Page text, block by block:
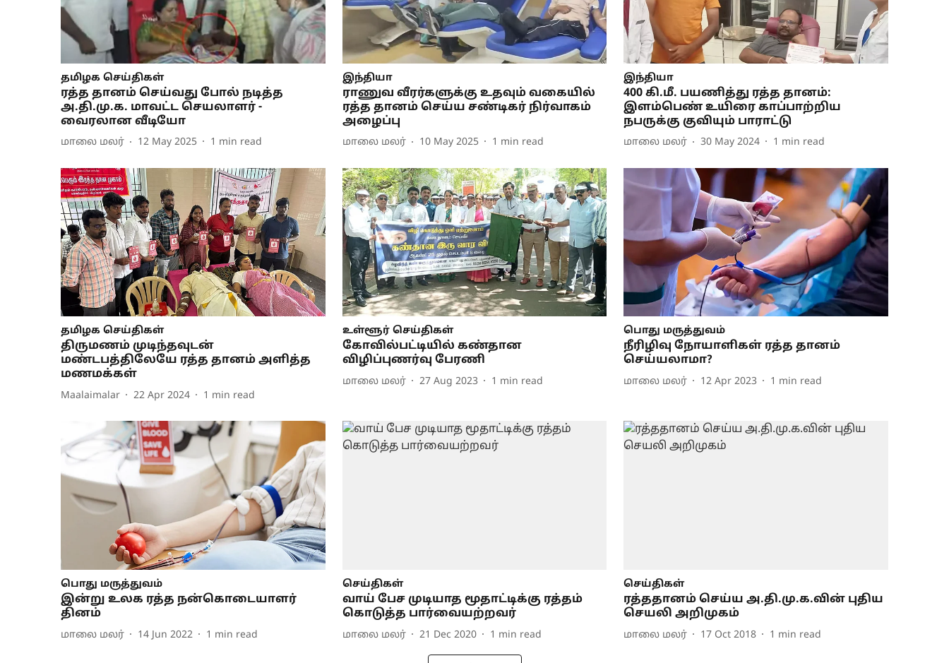
தமிழக செய்திகள்
ரத்த தானம் செய்வது போல் நடித்த
அ.தி.மு.க. மாவட்ட செயலாளர் -
வைரலான வீடியோ
மாலை மலர் 12 May 2025 1 min read
இந்தியா
ராணுவ வீரர்களுக்கு உதவும் வகையில்
ரத்த தானம் செய்ய சண்டிகர் நிர்வாகம்
அழைப்பு
மாலை மலர் 10 May 2025 1 min read
இந்தியா
400 கி.மீ. பயணித்து ரத்த தானம்:
இளம்பெண் உயிரை காப்பாற்றிய
நபருக்கு குவியும் பாராட்டு
மாலை மலர் 30 May 2024 1 min read
தமிழக செய்திகள்
திருமணம் முடிந்தவுடன்
மண்டபத்திலேயே ரத்த தானம் அளித்த
மணமக்கள்
Maalaimalar 22 Apr 2024 1 min read
உள்ளூர் செய்திகள்
கோவில்பட்டியில் கண்தான
விழிப்புணர்வு பேரணி
மாலை மலர் 27 Aug 2023 1 min read
பொது மருத்துவம்
நீரிழிவு நோயாளிகள் ரத்த தானம்
செய்யலாமா?
மாலை மலர் 12 Apr 2023 1 min read
பொது மருத்துவம்
இன்று உலக ரத்த நன்கொடையாளர்
தினம்
மாலை மலர் 14 Jun 2022 1 min read
செய்திகள்
வாய் பேச முடியாத மூதாட்டிக்கு ரத்தம்
கொடுத்த பார்வையற்றவர்
மாலை மலர் 21 Dec 2020 1 min read
செய்திகள்
ரத்ததானம் செய்ய அ.தி.மு.க.வின் புதிய
செயலி அறிமுகம்
மாலை மலர் 17 Oct 2018 1 min read